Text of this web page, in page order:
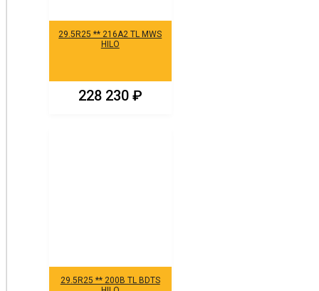
29.5R25 ** 216A2 TL MWS
HILO
228 230 ₽
29.5R25 ** 200B TL BDTS